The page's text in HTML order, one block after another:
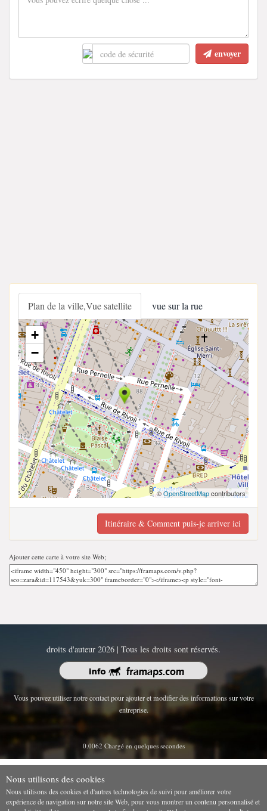
envoyer
Plan de la ville,Vue satellite vue sur la rue
+
−
©OpenStreetMapcontributors
Itinéraire & Comment puis-je arriver ici
Ajouter cette carte à votre site Web;
droits d'auteur 2026 | Tous les droits sont réservés.
Vous pouvez utiliser notre contact pour ajouter et modifier des informations sur votre
entreprise.
0.0062 Chargé en quelques secondes
Nous utilisons des cookies
Nous utilisons des cookies et d'autres technologies de suivi pour améliorer votre
expérience de navigation sur notre site Web, pour vous montrer un contenu personnalisé et